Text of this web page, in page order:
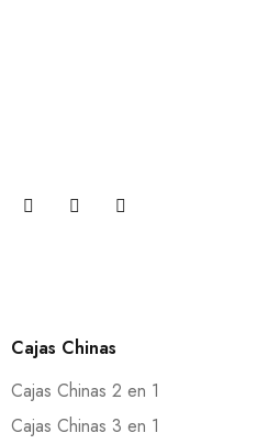
Cajas Chinas
Cajas Chinas 2 en 1
Cajas Chinas 3 en 1